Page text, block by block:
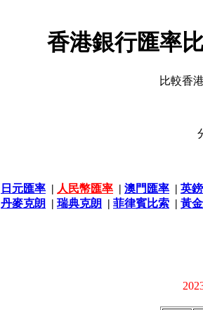
香港銀行匯率
比較香
日元匯率 | 人民幣匯率 | 澳門匯率 | 英
丹麥克朗 | 瑞典克朗 | 菲律賓比索 | 黃